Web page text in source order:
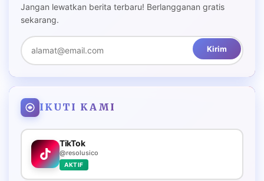
Jangan lewatkan berita terbaru! Berlangganan gratis
sekarang.
Kirim
IKUTI KAMI
TikTok
@resolusico
AKTIF